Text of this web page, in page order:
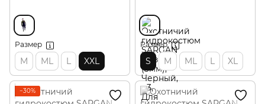
Размер
M ML L XXL
Размер
S M ML L XL
−30%